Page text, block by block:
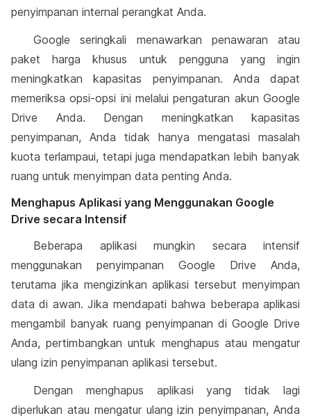
penyimpanan internal perangkat Anda.
Google seringkali menawarkan penawaran atau
paket harga khusus untuk pengguna yang ingin
meningkatkan kapasitas penyimpanan. Anda dapat
memeriksa opsi-opsi ini melalui pengaturan akun Google
Drive Anda. Dengan meningkatkan kapasitas
penyimpanan, Anda tidak hanya mengatasi masalah
kuota terlampaui, tetapi juga mendapatkan lebih banyak
ruang untuk menyimpan data penting Anda.
Menghapus Aplikasi yang Menggunakan Google
Drive secara Intensif
Beberapa aplikasi mungkin secara intensif
menggunakan penyimpanan Google Drive Anda,
terutama jika mengizinkan aplikasi tersebut menyimpan
data di awan. Jika mendapati bahwa beberapa aplikasi
mengambil banyak ruang penyimpanan di Google Drive
Anda, pertimbangkan untuk menghapus atau mengatur
ulang izin penyimpanan aplikasi tersebut.
Dengan menghapus aplikasi yang tidak lagi
diperlukan atau mengatur ulang izin penyimpanan, Anda